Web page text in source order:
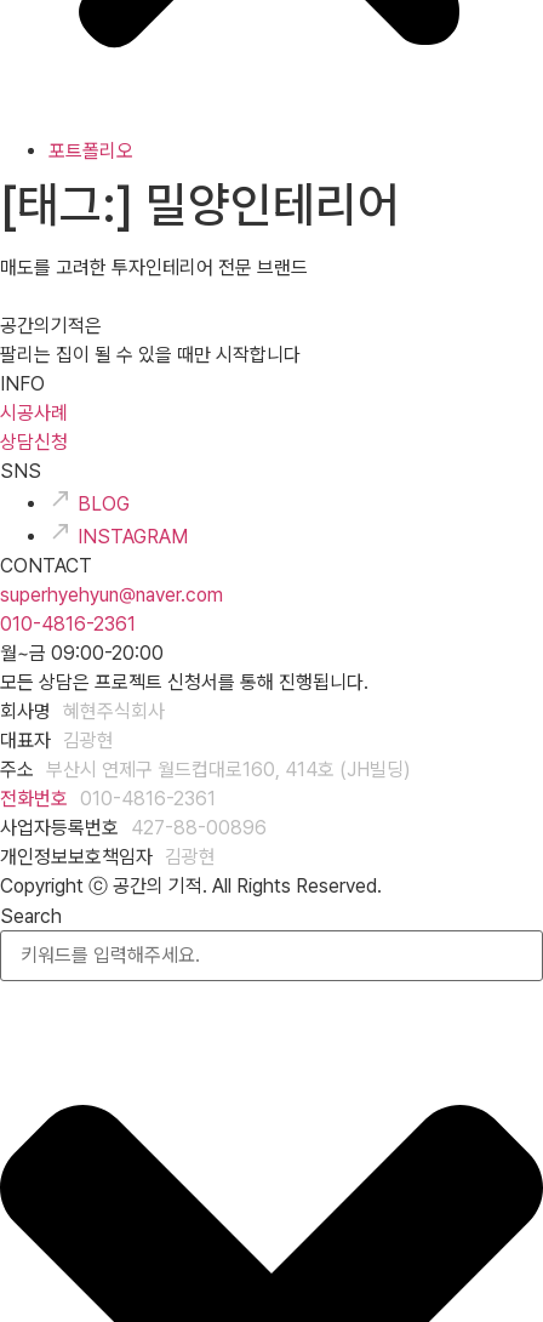
포트폴리오
[태그:] 밀양인테리어
매도를 고려한 투자인테리어 전문 브랜드
공간의기적은
팔리는 집이 될 수 있을 때만 시작합니다
INFO
시공사례
상담신청
SNS
BLOG
INSTAGRAM
CONTACT
superhyehyun@naver.com
010-4816-2361
월~금 09:00-20:00
모든 상담은 프로젝트 신청서를 통해 진행됩니다.
회사명
혜현주식회사
대표자 김광현
주소 부산시 연제구 월드컵대로160, 414호 (JH빌딩)
전화번호
010-4816-2361
사업자등록번호
427-88-00896
개인정보보호책임자 김광현
Copyright ⓒ 공간의 기적. All Rights Reserved.
Search